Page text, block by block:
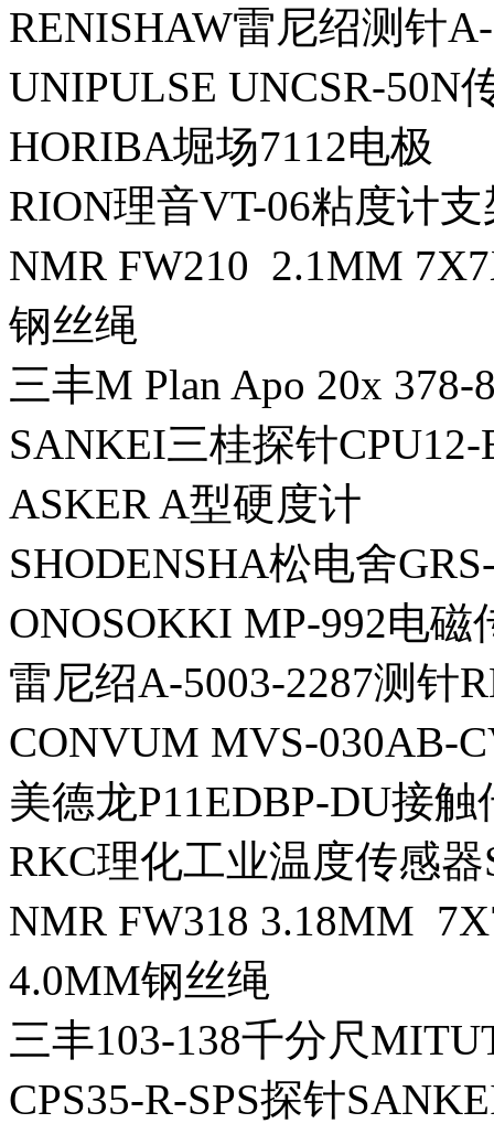
RENISHAW雷尼绍测针
UNIPULSE UNCSR-50N
HORIBA堀场7112电极
RION理音VT-06粘度计支
NMR FW210 2.1MM
钢丝绳
三丰M Plan Apo 20x
SANKEI三桂探针CPU12-
ASKER A型硬度计
SHODENSHA松电舍
ONOSOKKI MP-992电磁
雷尼绍A-5003-2287测针
CONVUM MVS-030AB-
美德龙P11EDBP-DU接
RKC理化工业温度传感器
NMR FW318 3.18MM
4.0MM钢丝绳
三丰103-138千分尺
CPS35-R-SPS探针